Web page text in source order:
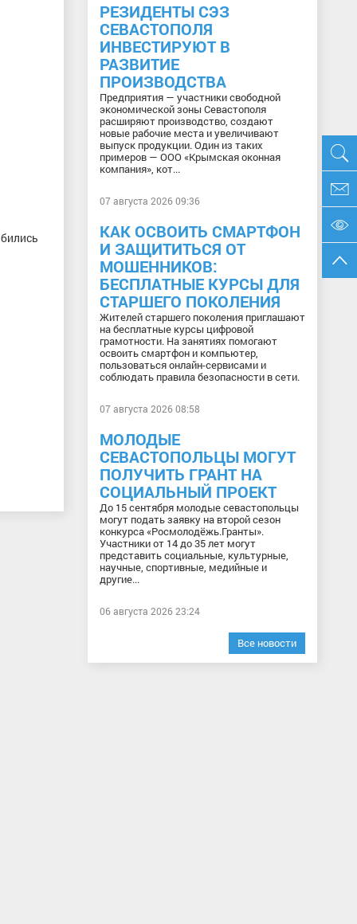
РЕЗИДЕНТЫ СЭЗ
СЕВАСТОПОЛЯ
ИНВЕСТИРУЮТ В
РАЗВИТИЕ
ПРОИЗВОДСТВА
Предприятия — участники свободной
экономической зоны Севастополя
расширяют производство, создают
новые рабочие места и увеличивают
выпуск продукции. Один из таких
примеров — ООО «Крымская оконная
компания», кот...
07 августа 2026 09:36
КАК ОСВОИТЬ СМАРТФОН
И ЗАЩИТИТЬСЯ ОТ
МОШЕННИКОВ:
БЕСПЛАТНЫЕ КУРСЫ ДЛЯ
СТАРШЕГО ПОКОЛЕНИЯ
Жителей старшего поколения приглашают
на бесплатные курсы цифровой
грамотности. На занятиях помогают
освоить смартфон и компьютер,
пользоваться онлайн-сервисами и
соблюдать правила безопасности в сети.
07 августа 2026 08:58
МОЛОДЫЕ
СЕВАСТОПОЛЬЦЫ МОГУТ
ПОЛУЧИТЬ ГРАНТ НА
СОЦИАЛЬНЫЙ ПРОЕКТ
До 15 сентября молодые севастопольцы
могут подать заявку на второй сезон
конкурса «Росмолодёжь.Гранты».
Участники от 14 до 35 лет могут
представить социальные, культурные,
научные, спортивные, медийные и
другие...
06 августа 2026 23:24
Все новости